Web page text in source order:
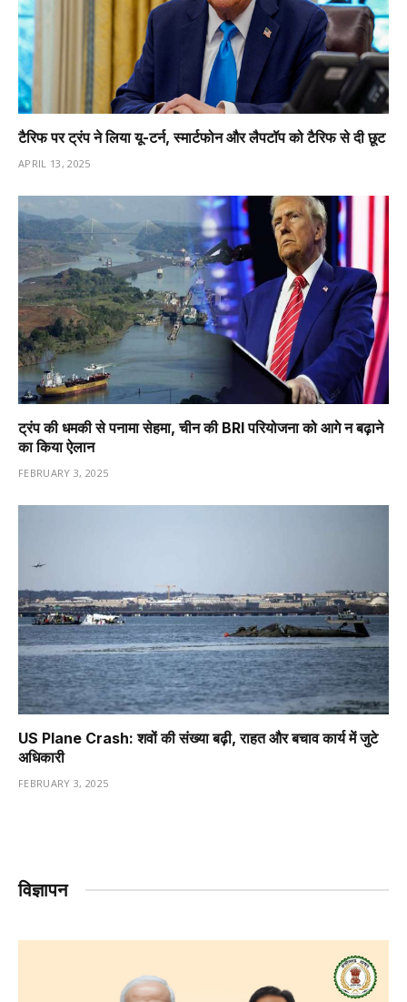
टैरिफ पर ट्रंप ने लिया यू-टर्न, स्मार्टफोन और लैपटॉप को टैरिफ से दी छूट
APRIL 13, 2025
ट्रंप की धमकी से पनामा सेहमा, चीन की BRI परियोजना को आगे न बढ़ाने
का किया ऐलान
FEBRUARY 3, 2025
US Plane Crash: शवों की संख्या बढ़ी, राहत और बचाव कार्य में जुटे
अधिकारी
FEBRUARY 3, 2025
विज्ञापन